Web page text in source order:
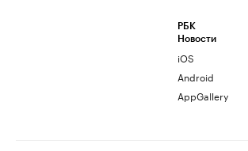
РБК
Новости
iOS
Android
AppGallery